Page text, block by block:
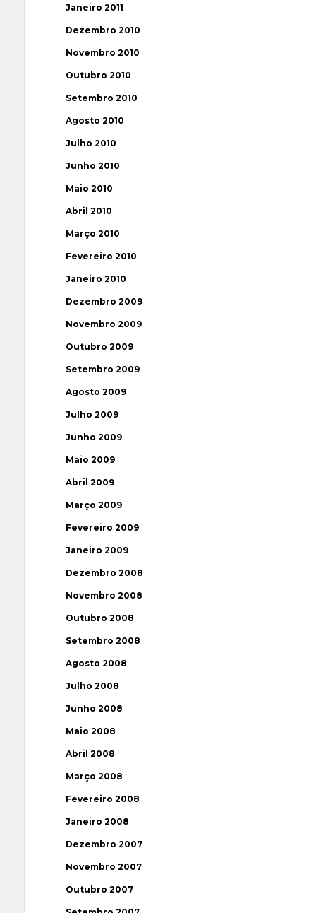
Janeiro 2011
Dezembro 2010
Novembro 2010
Outubro 2010
Setembro 2010
Agosto 2010
Julho 2010
Junho 2010
Maio 2010
Abril 2010
Março 2010
Fevereiro 2010
Janeiro 2010
Dezembro 2009
Novembro 2009
Outubro 2009
Setembro 2009
Agosto 2009
Julho 2009
Junho 2009
Maio 2009
Abril 2009
Março 2009
Fevereiro 2009
Janeiro 2009
Dezembro 2008
Novembro 2008
Outubro 2008
Setembro 2008
Agosto 2008
Julho 2008
Junho 2008
Maio 2008
Abril 2008
Março 2008
Fevereiro 2008
Janeiro 2008
Dezembro 2007
Novembro 2007
Outubro 2007